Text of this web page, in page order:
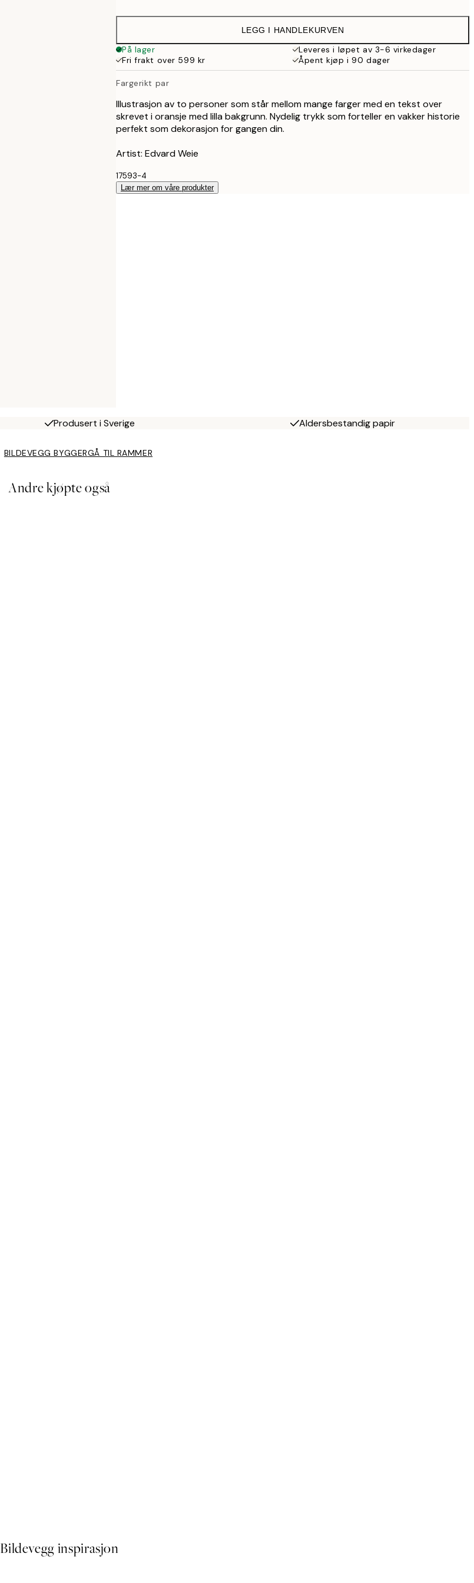
LEGG I HANDLEKURVEN
På lager
Leveres i løpet av 3-6 virkedager
Fri frakt over 599 kr
Åpent kjøp i 90 dager
Fargerikt par
Illustrasjon av to personer som står mellom mange farger med en tekst over
skrevet i oransje med lilla bakgrunn. Nydelig trykk som forteller en vakker historie
perfekt som dekorasjon for gangen din.
Artist: Edvard Weie
17593-4
Lær mer om våre produkter
Produsert i Sverige Aldersbestandig papir
BILDEVEGG BYGGERGÅ TIL RAMMER
Andre kjøpte også
Bildevegg inspirasjon